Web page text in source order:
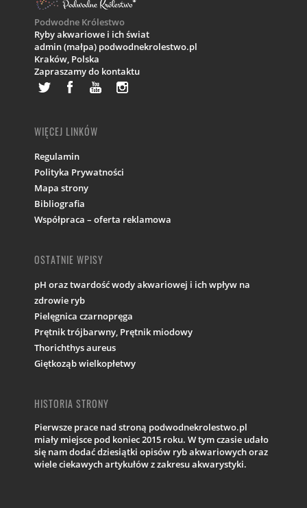
Podwodne Królestwo
Ryby akwariowe i ich świat
admin (małpa) podwodnekrolestwo.pl
Kraków, Polska
Zapraszamy do kontaktu
WIĘCEJ LINKÓW
Regulamin
Polityka Prywatności
Mapa strony
Bibliografia
Współpraca – oferta reklamowa
OSTATNIE WPISY
pH oraz twardość wody akwariowej i ich wpływ na
zdrowie ryb
Pielęgnica czarnopręga
Prętnik trójbarwny, Prętnik miodowy
Thorichthys aureus
Giętkoząb wielkopłetwy
HISTORIA STRONY
Pierwsze prace nad stroną podwodnekrolestwo.pl
miały miejsce pod koniec 2015 roku. W tym czasie udało
się nam dodać dziesiątki opisów ryb akwariowych oraz
wiele ciekawych artykułów z zakresu akwarystyki.